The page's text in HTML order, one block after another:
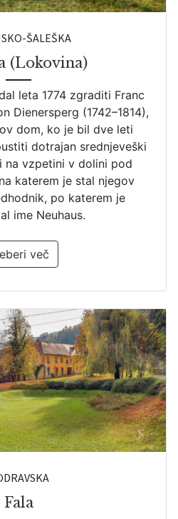
ŠALEŠKA
(Lokovina)
leta 1774 zgraditi Franc
Dienersperg (1742–1814),
dom, ko je bil dve leti
dotrajan srednjeveški
na vzpetini v dolini pod
katerem je stal njegov
po katerem je
ime Neuhaus.
več
Fala